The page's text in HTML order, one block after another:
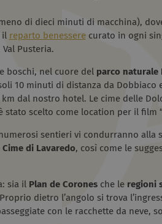
di dieci minuti di macchina),
reparto benesserecurato in ogni
Pusteria.
boschi, nel cuore del parco naturale
10 minuti di distanza da
dal nostro hotel. Le cime delle
scelto come location per il film
sentieri vi condurranno alla
Cime di Lavaredo, così come le
sia il Plan de Coronesche le regioni
dietro l’angolo si trova
con le racchette da neve,